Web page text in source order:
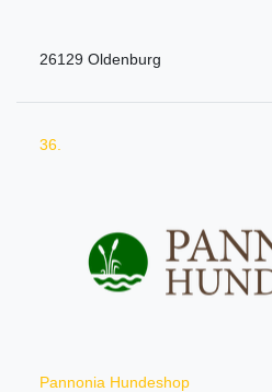
26129 Oldenburg
36.
Pannonia Hundeshop